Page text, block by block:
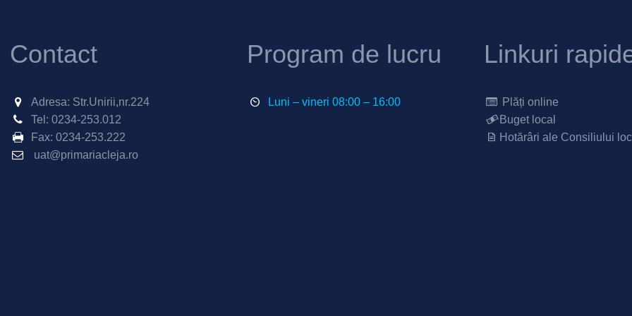
Contact
Adresa: Str.Unirii,nr.224
Tel: 0234-253.012
Fax: 0234-253.222
uat@primariacleja.ro
Program de lucru
Luni – vineri 08:00 – 16:00
Linkuri
Plăți online
Buget local
Hotărâri ale Consiliului